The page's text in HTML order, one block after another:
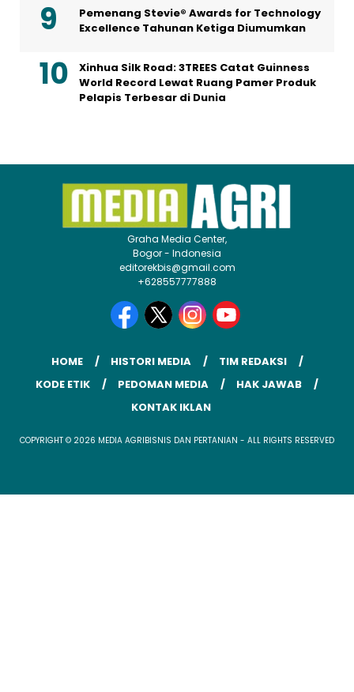
Pemenang Stevie® Awards for Technology
Excellence Tahunan Ketiga Diumumkan
Xinhua Silk Road: 3TREES Catat Guinness
World Record Lewat Ruang Pamer Produk
Pelapis Terbesar di Dunia
Graha Media Center,
Bogor - Indonesia
editorekbis@gmail.com
+628557777888
HOME HISTORI MEDIA
TIM REDAKSI
KODE ETIK
PEDOMAN MEDIA
HAK JAWAB
KONTAK IKLAN
COPYRIGHT © 2026 MEDIA AGRIBISNIS DAN PERTANIAN - ALL RIGHTS RESERVED